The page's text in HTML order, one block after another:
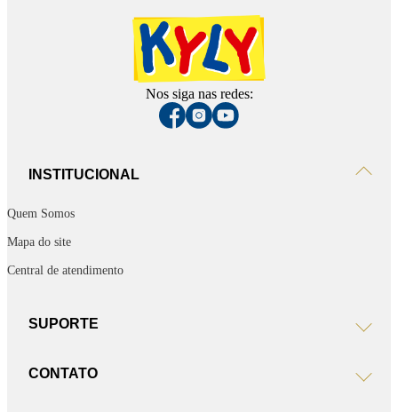
Nos siga nas redes:
INSTITUCIONAL
Quem Somos
Mapa do site
Central de atendimento
SUPORTE
CONTATO